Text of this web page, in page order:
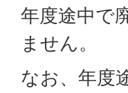
年度途中で
ません。
なお、年度